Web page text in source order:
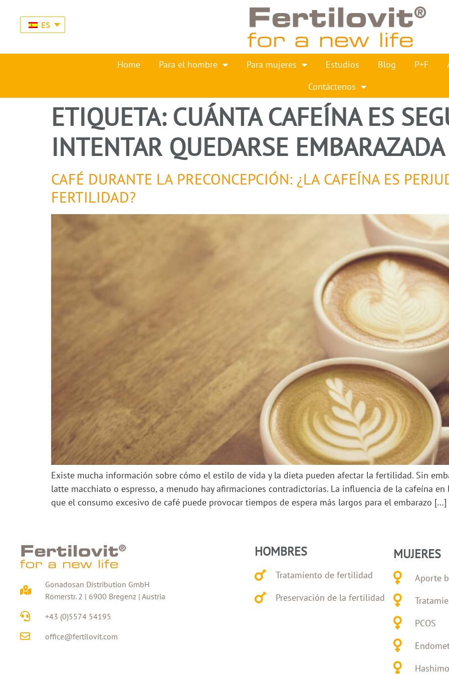
ES
Home Para el hombre Para mujeres Estudios Blog P+F
Contáctenos
ETIQUETA: CUÁNTA CAFEÍNA ES
INTENTAR QUEDARSE EMBARAZADA
CAFÉ DURANTE LA PRECONCEPCIÓN: ¿LA CAFEÍNA ES
FERTILIDAD?
Existe mucha información sobre cómo el estilo de vida y la dieta pueden afectar la fertilidad. Sin
latte macchiato o espresso, a menudo hay afirmaciones contradictorias. La influencia de la cafeína
que el consumo excesivo de café puede provocar tiempos de espera más largos para el embarazo […]
Gonadosan Distribution GmbH
Römerstr. 2 | 6900 Bregenz | Austria
+43 (0)5574 54195
office@fertilovit.com
HOMBRES
Tratamiento de fertilidad
Preservación de la fertilidad
MUJERES
Aporte
PCOS